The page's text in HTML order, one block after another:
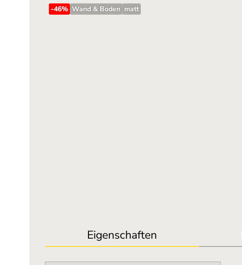
-46% Wand & Boden matt
Eigenschaften